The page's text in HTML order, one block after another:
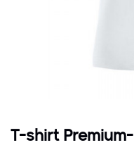
T-shirt